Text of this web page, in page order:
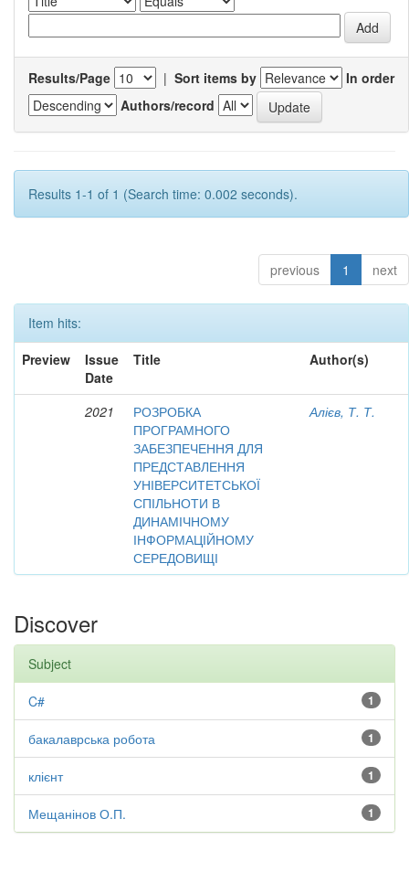
Results/Page | Sort items by
In order
Authors/record
Results 1-1 of 1 (Search time: 0.002 seconds).
previous 1 next
Item hits:
Preview
Issue
Date
Title Author(s)
2021
РОЗРОБКА
ПРОГРАМНОГО
ЗАБЕЗПЕЧЕННЯ ДЛЯ
ПРЕДСТАВЛЕННЯ
УНІВЕРСИТЕТСЬКОЇ
СПІЛЬНОТИ В
ДИНАМІЧНОМУ
ІНФОРМАЦІЙНОМУ
СЕРЕДОВИЩІ
Алієв, Т. Т.
Discover
Subject
1
C#
1
бакалаврська робота
1
клієнт
1
Мещанінов О.П.